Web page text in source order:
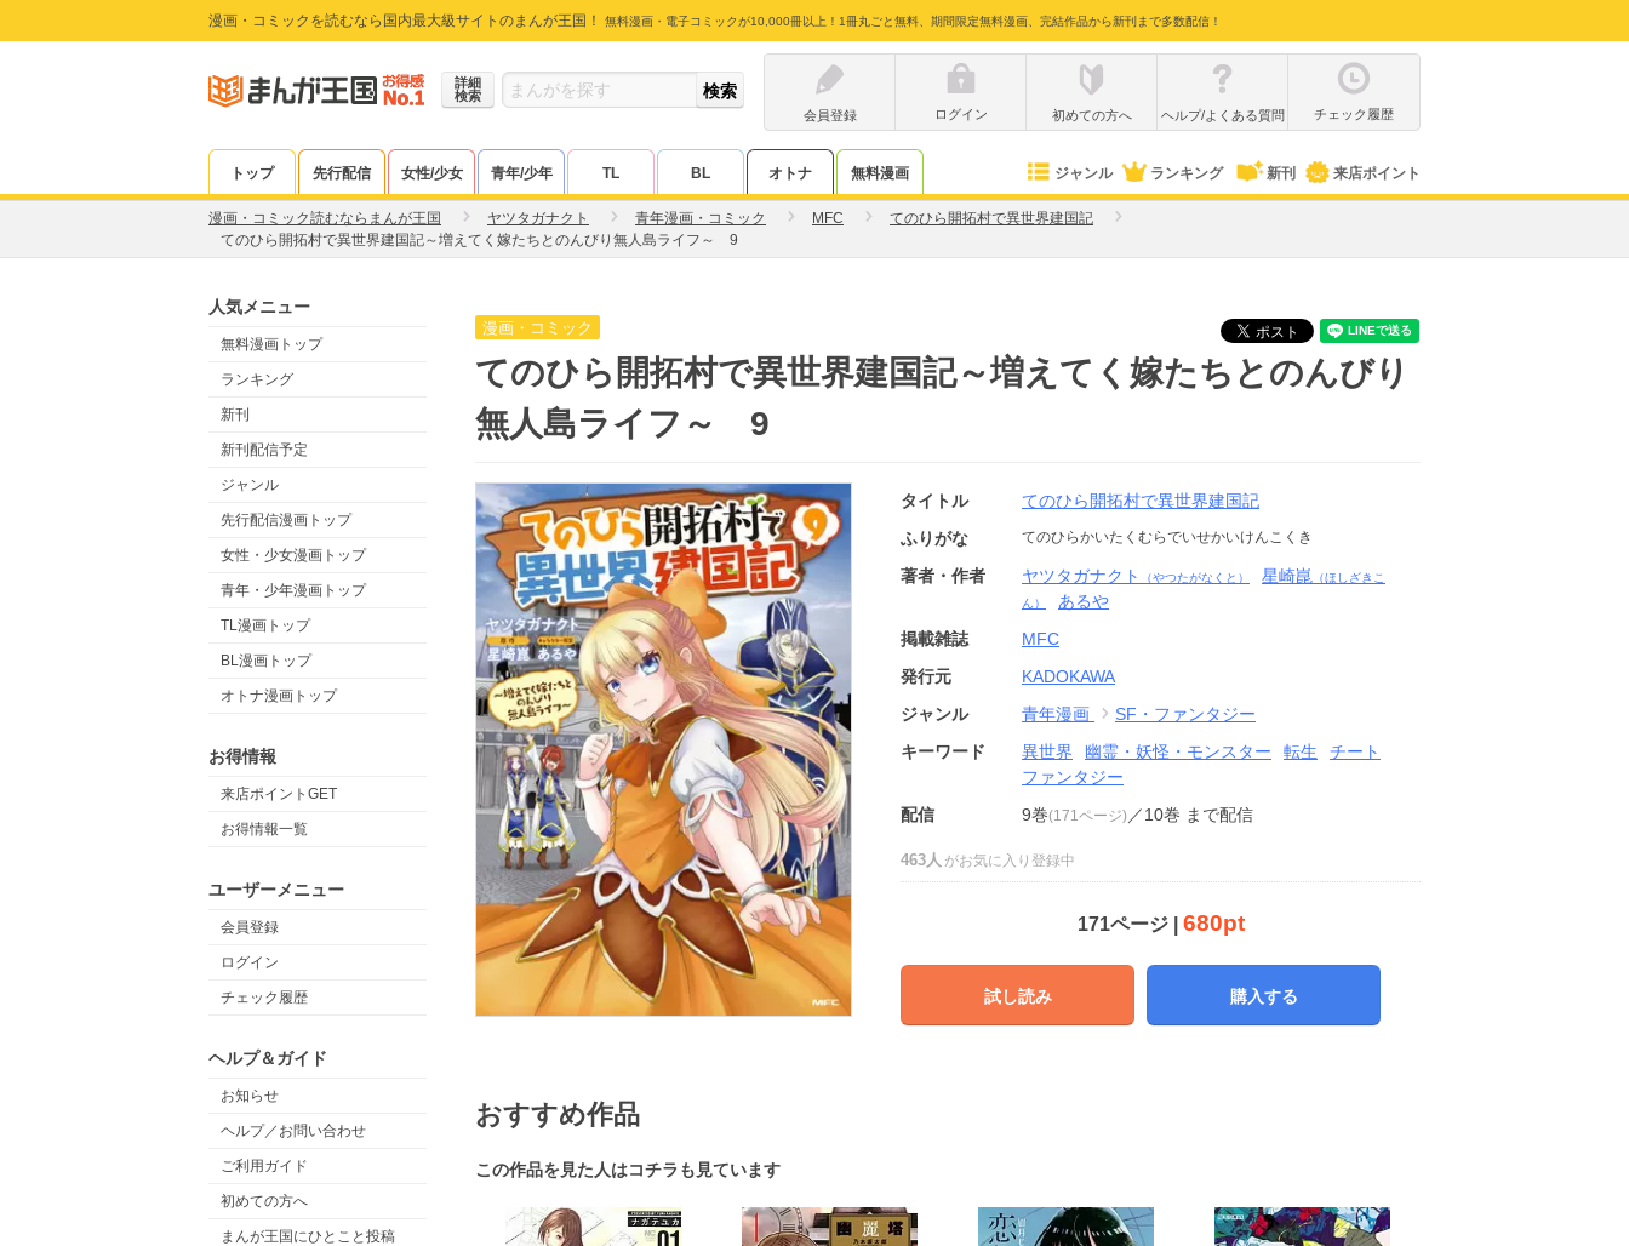
漫画・コミックを読むなら国内最大級サイトのまんが王国！ 無料漫画・電子コミックが10,000冊以上！1冊丸ごと無料、期間限定無料漫画、完結作品から新刊まで多数配信！
詳細
検索
会員登録
ログイン 初めての方へ ヘルプ/よくある質問 チェック履歴
トップ 先行配信 女性/少女 青年/少年 TL BL オトナ 無料漫画 ジャンル ランキング 新刊 来店ポイント
漫画・コミック読むならまんが王国 ヤツタガナクト 青年漫画・コミック MFC
てのひら開拓村で異世界建国記
てのひら開拓村で異世界建国記～増えてく嫁たちとのんびり無人島ライフ～ 9
人気メニュー
無料漫画トップ
ランキング
新刊
新刊配信予定
ジャンル
先行配信漫画トップ
女性・少女漫画トップ
青年・少年漫画トップ
TL漫画トップ
BL漫画トップ
オトナ漫画トップ
お得情報
来店ポイントGET
お得情報一覧
ユーザーメニュー
会員登録
ログイン
チェック履歴
ヘルプ＆ガイド
お知らせ
ヘルプ／お問い合わせ
ご利用ガイド
初めての方へ
まんが王国にひとこと投稿
漫画・コミック
てのひら開拓村で異世界建国記～増えてく嫁たちとのんびり
無人島ライフ～ 9
タイトル
てのひら開拓村で異世界建国記
ふりがな
てのひらかいたくむらでいせかいけんこくき
著者・作者 ヤツタガナクト （やつたがなくと） 星崎崑
（ほしざきこ
ん）
あるや
掲載雑誌
MFC
発行元
KADOKAWA
ジャンル
青年漫画
SF・ファンタジー
キーワード
異世界 幽霊・妖怪・モンスター 転生
チート
ファンタジー
配信
9巻(171ページ) ／10巻 まで配信
463人 がお気に入り登録中
171ページ | 680pt
試し読み 購入する
おすすめ作品
この作品を見た人はコチラも見ています